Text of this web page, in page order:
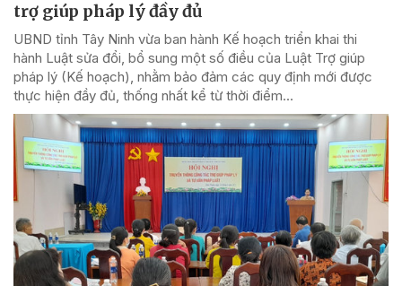
trợ giúp pháp lý đầy đủ
UBND tỉnh Tây Ninh vừa ban hành Kế hoạch triển khai thi
hành Luật sửa đổi, bổ sung một số điều của Luật Trợ giúp
pháp lý (Kế hoạch), nhằm bảo đảm các quy định mới được
thực hiện đầy đủ, thống nhất kể từ thời điểm...